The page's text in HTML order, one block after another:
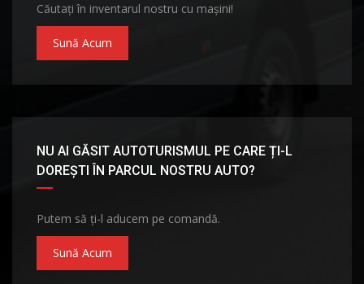
Căutați în inventarul nostru cu mașini!
Sună Acum
NU AI GĂSIT AUTOTURISMUL PE CARE ȚI-L
DOREȘTI ÎN PARCUL NOSTRU AUTO?
Putem să ți-l aducem pe comandă.
Sună Acum